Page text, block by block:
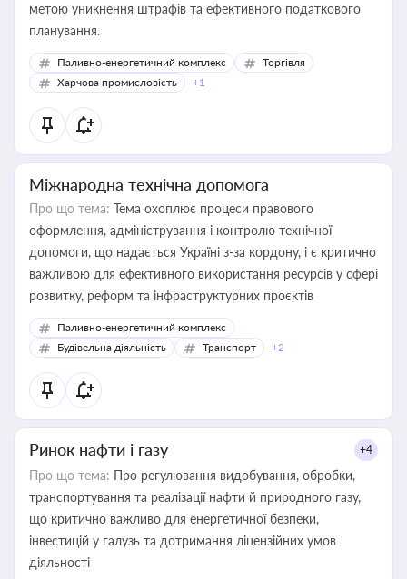
метою уникнення штрафів та ефективного податкового
планування.
Паливно-енергетичний комплекс
Торгівля
Харчова промисловість
+1
Міжнародна технічна допомога
Про що тема: Тема охоплює процеси правового
оформлення, адміністрування і контролю технічної
допомоги, що надається Україні з-за кордону, і є критично
важливою для ефективного використання ресурсів у сфері
розвитку, реформ та інфраструктурних проєктів
Паливно-енергетичний комплекс
Будівельна діяльність
Транспорт +2
Ринок нафти і газу +4
Про що тема: Про регулювання видобування, обробки,
транспортування та реалізації нафти й природного газу,
що критично важливо для енергетичної безпеки,
інвестицій у галузь та дотримання ліцензійних умов
діяльності